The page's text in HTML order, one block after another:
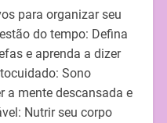
para organizar seu
do tempo: Defina
e aprenda a dizer
Sono
a mente descansada e
Nutrir seu corpo